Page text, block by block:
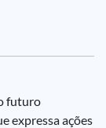
futuro
expressa ações